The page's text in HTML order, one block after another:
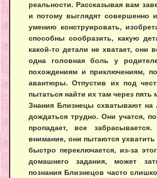
реальности. Рассказывая вам
и потому выглядят совершенно
умению конструировать,
способны сообразить, какую
какой-то детали не хватает, они
одна головная боль у
похождениям и приключениям,
авантюры. Отпустив их под
пытаться найти их там через пять
Знания Близнецы схватывают на
дождаться трудно. Они учатся,
пропадает, все
внимание, они пытаются
быстро переключается, из-за
домашнего задания, может
познания Близнецов часто